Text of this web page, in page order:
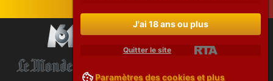
J'ai 18 ans ou plus
Quitter le site
Paramètres des cookies et plus